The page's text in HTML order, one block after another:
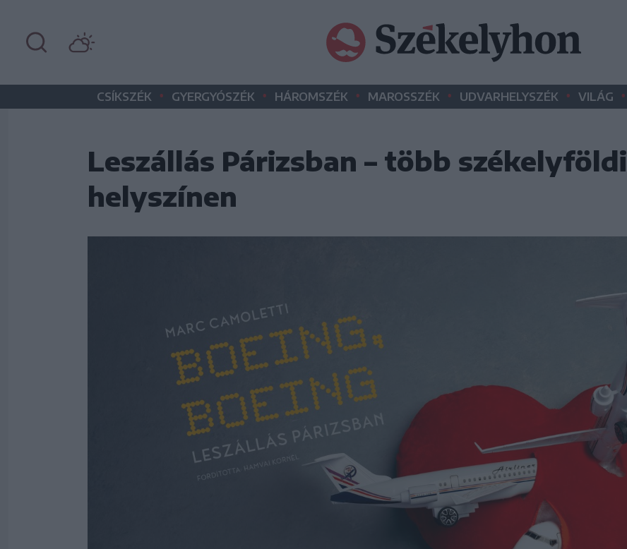
CSÍKSZÉK • GYERGYÓSZÉK • HÁROMSZÉK • MAROSSZÉK • UDVARHELYSZÉK • VILÁG •
Leszállás Párizsban – több székelyföldi
helyszínen